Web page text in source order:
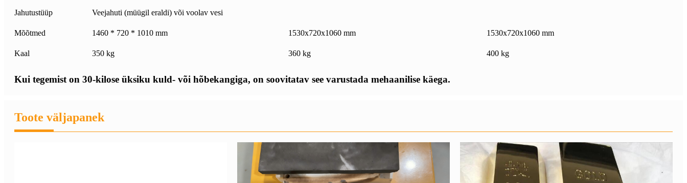
Jahutustüüp Veejahuti (müügil eraldi) või voolav vesi
Mõõtmed 1460 * 720 * 1010 mm 1530x720x1060 mm 1530x720x1060 mm
Kaal 350 kg 360 kg 400 kg
Kui tegemist on 30-kilose üksiku kuld- või hõbekangiga, on soovitatav see varustada mehaanilise käega.
Toote väljapanek